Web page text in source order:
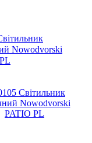
Nowodvorski